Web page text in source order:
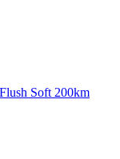
Soft 200km